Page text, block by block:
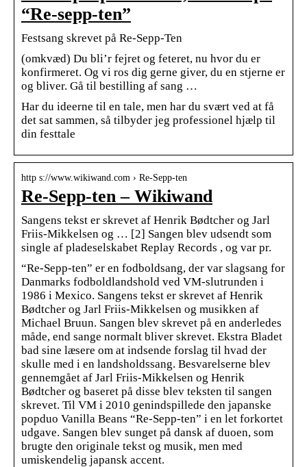
“Re-sepp-ten”
Festsang skrevet på Re-Sepp-Ten
(omkvæd) Du bli’r fejret og feteret, nu hvor du er
konfirmeret. Og vi ros dig gerne giver, du en stjerne er
og bliver. Gå til bestilling af sang …
Har du ideerne til en tale, men har du svært ved at få
det sat sammen, så tilbyder jeg professionel hjælp til
din festtale
http s://www.wikiwand.com › Re-Sepp-ten
Re-Sepp-ten – Wikiwand
Sangens tekst er skrevet af Henrik Bødtcher og Jarl
Friis-Mikkelsen og … [2] Sangen blev udsendt som
single af pladeselskabet Replay Records , og var pr.
“Re-Sepp-ten” er en fodboldsang, der var slagsang for
Danmarks fodboldlandshold ved VM-slutrunden i
1986 i Mexico. Sangens tekst er skrevet af Henrik
Bødtcher og Jarl Friis-Mikkelsen og musikken af
Michael Bruun. Sangen blev skrevet på en anderledes
måde, end sange normalt bliver skrevet. Ekstra Bladet
bad sine læsere om at indsende forslag til hvad der
skulle med i en landsholdssang. Besvarelserne blev
gennemgået af Jarl Friis-Mikkelsen og Henrik
Bødtcher og baseret på disse blev teksten til sangen
skrevet. Til VM i 2010 genindspillede den japanske
popduo Vanilla Beans “Re-Sepp-ten” i en let forkortet
udgave. Sangen blev sunget på dansk af duoen, som
brugte den originale tekst og musik, men med
umiskendelig japansk accent.